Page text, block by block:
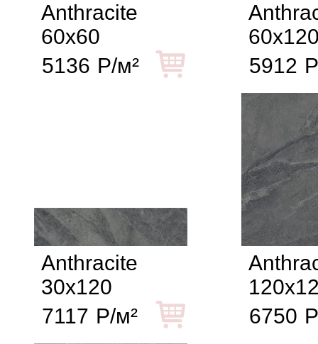
Anthracite
60x60
5136 Р/м²
5912
Anthracite
30x120
7117 Р/м²
6750